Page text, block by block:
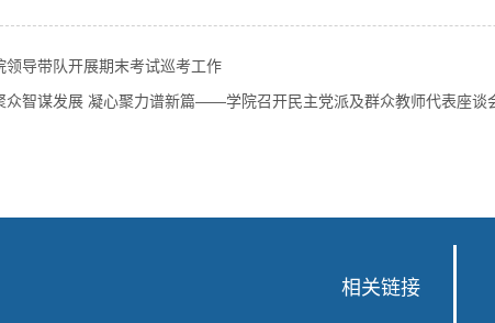
领导带队开展期末考试巡考工作
众智谋发展 凝心聚力谱新篇——学院召开民主党派及群众教师代表座谈
相关链接